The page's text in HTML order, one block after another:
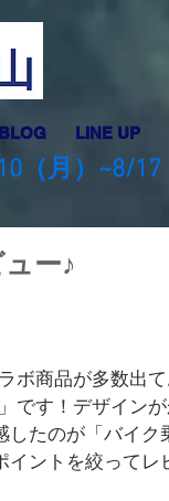
BLOG LINE UP
（月）~8/
ュー♪
ボ商品が多数出
です！デザイン
したのが「バイ
ントを絞ってレ